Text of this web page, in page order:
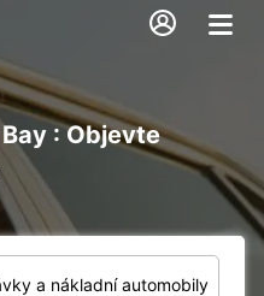
: Objevte
a nákladní automobily